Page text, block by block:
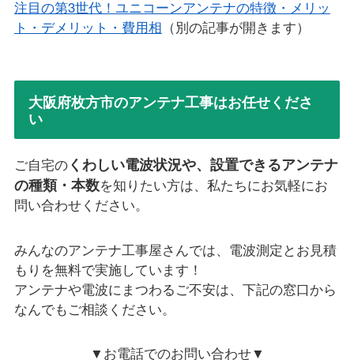
注目の第3世代！ユニコーンアンテナの特徴・メリッ
ト・デメリット・費用相 （別の記事が開きます）
大阪府枚方市のアンテナ工事はお任せくださ
い
ご自宅のくわしい電波状況や、設置できるアンテナ
の種類・本数を知りたい方は、私たちにお気軽にお
問い合わせください。
みんなのアンテナ工事屋さんでは、電波測定とお見積
もりを無料で実施しています！
アンテナや電波にまつわるご不安は、下記の窓口から
なんでもご相談ください。
▼お電話でのお問い合わせ▼